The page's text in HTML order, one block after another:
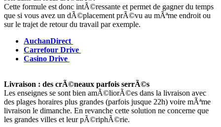
Cette formule est donc intÃ©ressante et permet de gagner du temps
que si vous avez un dÃ©placement prÃ©vu au mÃªme endroit ou
sur le trajet de retour du travail par exemple.
AuchanDirect
Carrefour Drive
Casino Drive
Livraison : des crÃ©neaux parfois serrÃ©s
Les enseignes se sont bien amÃ©liorÃ©es dans la livraison avec
des plages horaires plus grandes (parfois jusque 22h) voire mÃªme
livraison le dimanche. En revanche cette solution ne concerne que
les grandes villes et leur pÃ©riphÃ©rie.